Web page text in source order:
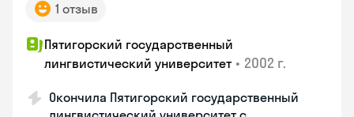
1 отзыв
Пятигорский государственный
лингвистический университет • 2002 г.
Окончила Пятигорский государственный